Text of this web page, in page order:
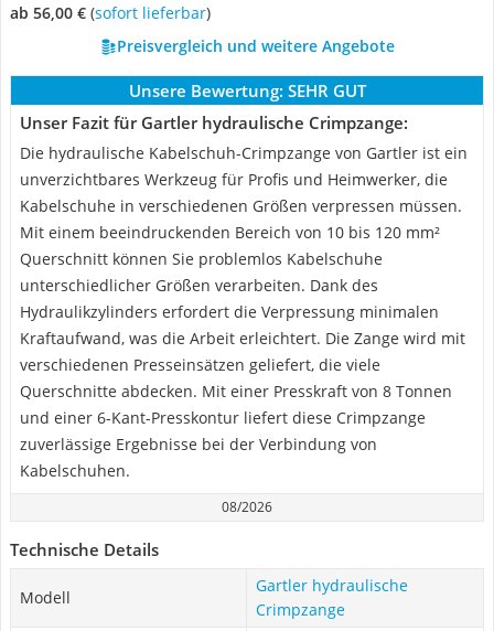
ab 56,00 € ( Sofort lieferbar)
Preisvergleich und weitere Angebote
Unsere Bewertung: SEHR GUT
Unser Fazit für Gartler hydraulische Crimpzange:
Die hydraulische Kabelschuh-Crimpzange von Gartler ist ein
unverzichtbares Werkzeug für Profis und Heimwerker, die
Kabelschuhe in verschiedenen Größen verpressen müssen.
Mit einem beeindruckenden Bereich von 10 bis 120 mm²
Querschnitt können Sie problemlos Kabelschuhe
unterschiedlicher Größen verarbeiten. Dank des
Hydraulikzylinders erfordert die Verpressung minimalen
Kraftaufwand, was die Arbeit erleichtert. Die Zange wird mit
verschiedenen Presseinsätzen geliefert, die viele
Querschnitte abdecken. Mit einer Presskraft von 8 Tonnen
und einer 6-Kant-Presskontur liefert diese Crimpzange
zuverlässige Ergebnisse bei der Verbindung von
Kabelschuhen.
08/2026
Technische Details
Modell
Gartler hydraulische
Crimpzange